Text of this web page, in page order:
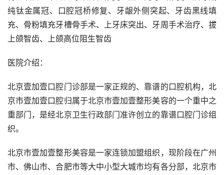
纯钛金属冠、口腔冠桥修复、牙龈外侧突起、牙齿黑线填
充、骨粉填充牙槽骨手术、上牙床突出、牙周手术治疗、拔
上颌智齿、上颌高位阻生智齿
医院介绍：
北京壹加壹口腔门诊部是一家正规的、靠谱的口腔机构，北
京市壹加壹口腔归属于北京市壹加壹整形美容的一个重中之
重部门，是经北京卫生行政部门准许创立的靠谱口腔门诊组
织。
北京市壹加壹整形美容是一家连锁加盟组织，现阶段在广州
市、佛山市、合肥市等大中小型大城市均有各分部，北京市